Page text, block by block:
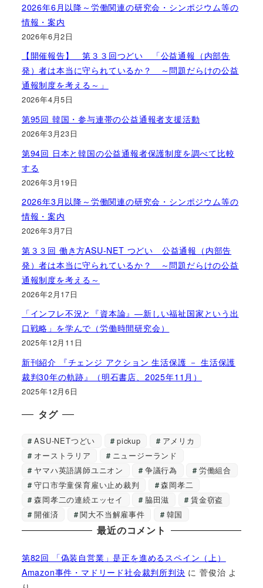
2026年6月以降～労働関連の研究会・シンポジウム等の
情報・案内
2026年6月2日
【開催報告】 第３３回つどい 「公益通報（内部告
発）者は本当に守られているか？ ～問題だらけの公益
通報制度を考える～」
2026年4月5日
第95回 韓国・参与連帯の公益通報者支援活動
2026年3月23日
第94回 日本と韓国の公益通報者保護制度を調べて比較
する
2026年3月19日
2026年3月以降～労働関連の研究会・シンポジウム等の
情報・案内
2026年3月7日
第３３回 働き方ASU-NET つどい 公益通報（内部告
発）者は本当に守られているか？ ～問題だらけの公益
通報制度を考える～
2026年2月17日
「インフレ不況と『資本論』―新しい福祉国家という出
口戦略」を学んで（労働時間研究会）
2025年12月11日
新刊紹介 『チェンジ アクション 生活保護 － 生活保護
裁判30年の軌跡』（明石書店、2025年11月）
2025年12月6日
タグ
ASU-NETつどい pickup
アメリカ
オーストラリア
ニュージーランド
ヤマハ英語講師ユニオン
争議行為
労働組合
守口市学童保育雇い止め裁判
森岡孝二
森岡孝二の連続エッセイ
脇田滋
賃金窃盗
開催済
関大不当解雇事件 韓国
最近のコメント
第82回 「偽装自営業」是正を進めるスペイン（上）
Amazon事件・マドリード社会裁判所判決 に菅俊治 よ